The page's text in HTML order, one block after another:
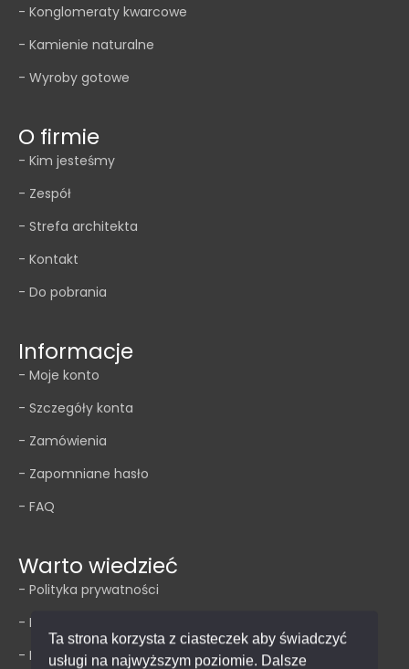
Ta strona korzysta z ciasteczek aby świadczyć
usługi na najwyższym poziomie. Dalsze
- Konglomeraty kwarcowe
- Kamienie naturalne
- Wyroby gotowe
O firmie
- Kim jesteśmy
- Zespół
- Strefa architekta
- Kontakt
- Do pobrania
Informacje
- Moje konto
- Szczegóły konta
- Zamówienia
- Zapomniane hasło
- FAQ
Warto wiedzieć
- Polityka prywatności
- Impressum
- Regulamin